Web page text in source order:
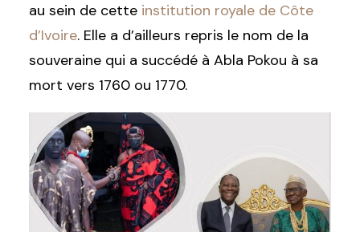
au sein de cette institution royale de Côte
d’Ivoire. Elle a d’ailleurs repris le nom de la
souveraine qui a succédé à Abla Pokou à sa
mort vers 1760 ou 1770.